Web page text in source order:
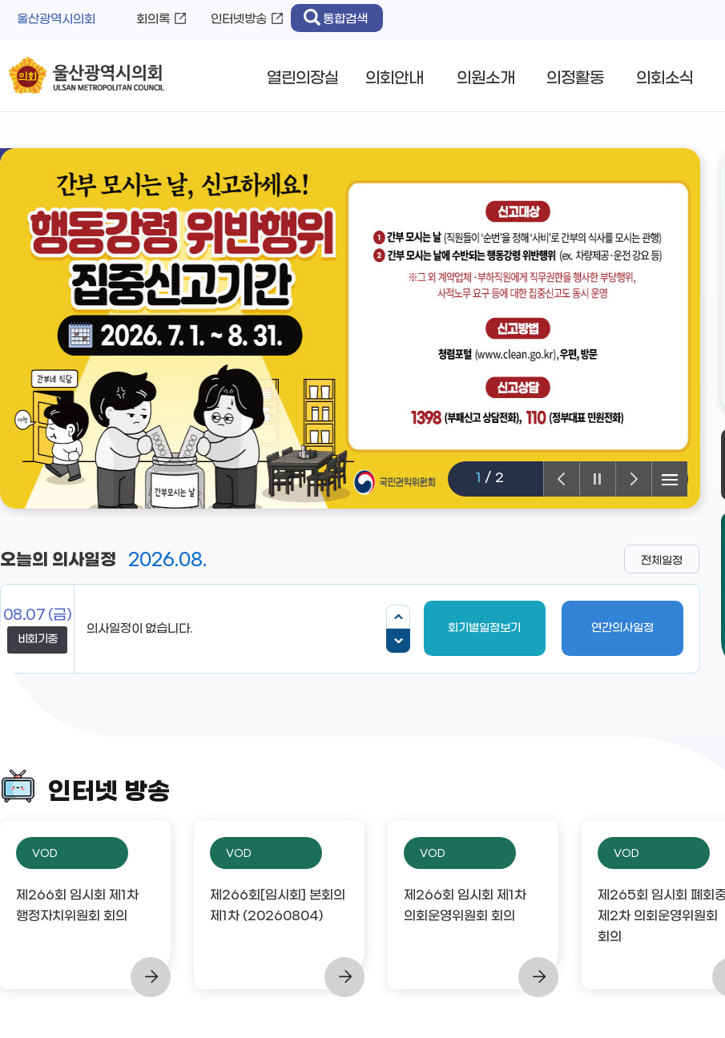
울산광역시의회 회의록 인터넷방송 통합검색
열린의장실 의회안내 의원소개 의정활동 의회소식
1 / 2
오늘의 의사일정 2026.08.
08.07 (금)
비회기중
의사일정이 없습니다. 회기별일정보기 연간의사일정
전체일정
인터넷 방송
VOD
제266회 임시회 제1차
행정자치위원회 회의
VOD
제266회[임시회] 본회의
제1차 (20260804)
VOD
제266회 임시회 제1차
의회운영위원회 회의
VOD
제265회 임시회 폐회
제2차 의회운영위원회
회의